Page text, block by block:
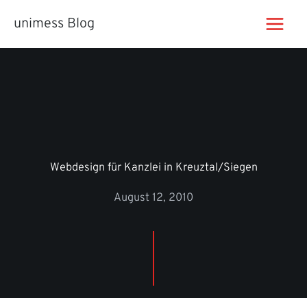
Inhaltunimess Blog
Webdesign für Kanzlei in Kreuztal/Siegen
August 12, 2010